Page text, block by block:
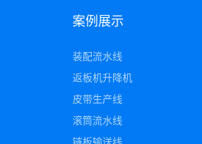
案例展示
装配流水线
返板机升降机
皮带生产线
滚筒流水线